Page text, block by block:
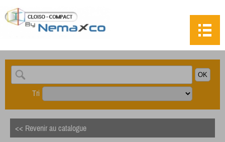
Tri
<< Revenir au catalogue